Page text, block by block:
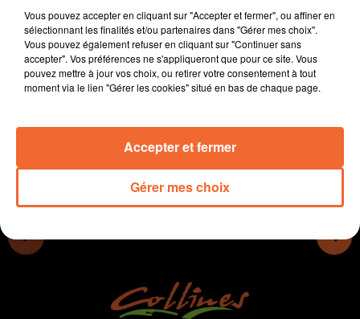
neuf.
- Le forum Jobs été aura lieu le 23 mars à Bocapole.
- A Thouars, le terril de la Gouraudière de Mauzé
protège les espèces rares.
Vous pouvez accepter en cliquant sur "Accepter et fermer", ou affiner en
sélectionnant les finalités et/ou partenaires dans "Gérer mes choix".
Vous pouvez également refuser en cliquant sur "Continuer sans
accepter". Vos préférences ne s'appliqueront que pour ce site. Vous
pouvez mettre à jour vos choix, ou retirer votre consentement à tout
moment via le lien "Gérer les cookies" situé en bas de chaque page.
Gérer mes choix
Accepter et fermer